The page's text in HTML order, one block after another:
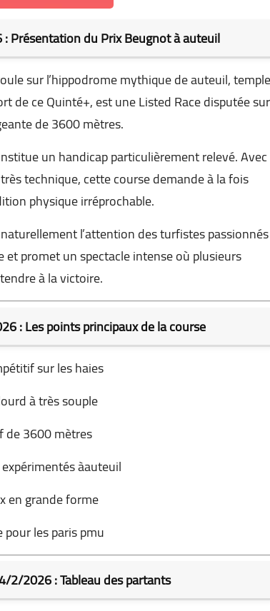
Présentation du Prix Beugnot à auteuil
sur l’hippodrome mythique de auteuil, temple
de ce Quinté+, est une Listed Race disputée sur
de 3600 mètres.
un handicap particulièrement relevé. Avec
technique, cette course demande à la fois
physique irréprochable.
l’attention des turfistes passionnés
promet un spectacle intense où plusieurs
à la victoire.
: Les points principaux de la course
sur les haies
à très souple
de 3600 mètres
àauteuil
en grande forme
les paris pmu
2/2026 : Tableau des partants